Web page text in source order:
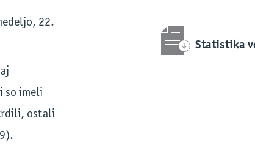
22.
so imeli
ostali
Statistika